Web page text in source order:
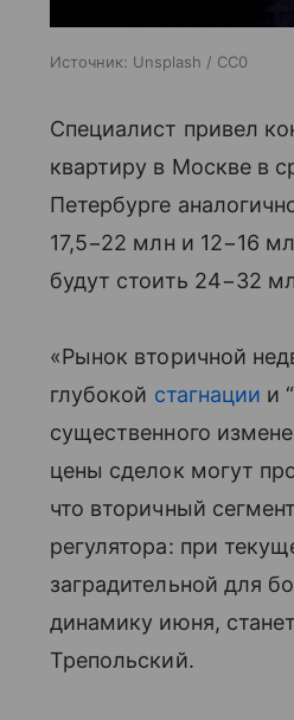
Источник: Unsplash / CC0
Специалист привел
квартиру в Москве в
Петербурге
17,5−22 млн и 12−16
будут стоить 24−32
«Рынок вторичной
глубокой стагнации и
существенного
цены сделок могут
что вторичный
регулятора: при
заградительной для
динамику июня,
Трепольский.